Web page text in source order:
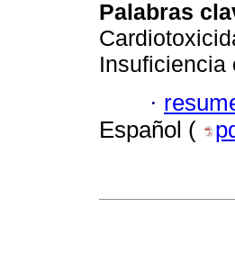
Palabras
Insuficiencia
·
Español (